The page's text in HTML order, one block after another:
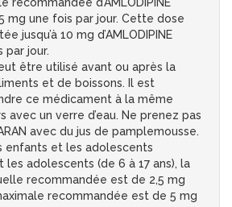
recommandée d’AMLODIPINE
mg une fois par jour. Cette dose
jusqu’à 10 mg d’AMLODIPINE
par jour.
être utilisé avant ou après la
et de boissons. Il est
ce médicament à la même
avec un verre d’eau. Ne prenez pas
avec du jus de pamplemousse.
enfants et les adolescents
les adolescents (de 6 à 17 ans), la
recommandée est de 2,5 mg
recommandée est de 5 mg